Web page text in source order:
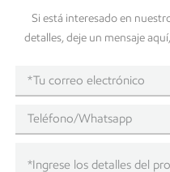
Si está interesado en
detalles, deje un mensaje